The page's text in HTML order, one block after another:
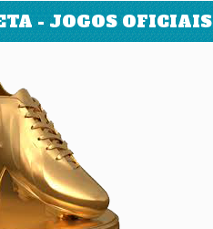
- JOGOS OFICIAIS